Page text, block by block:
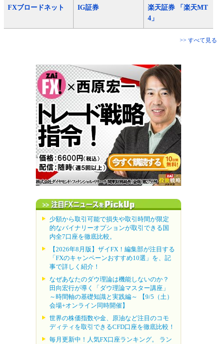
FXブロードネット IG証券
楽天証券 「楽天MT
4」
>> すべて見る
少額から取引可能で損失や取引時間が限定
的なバイナリーオプションが取引できる国
内全7口座を徹底比較。
【2026年8月版】ザイFX！編集部が注目する
「FXのキャンペーンおすすめ10選」を、記
事で詳しく紹介！
なぜあなたのダウ理論は機能しないのか？
田向宏行が導く「ダウ理論マスター講座」
～時間軸の基礎知識と実践編～ 【9/5（土）
会場+オンライン同時開催】
世界の株価指数や金、原油など注目のコモ
ディティを取引できるCFD口座を徹底比較！
毎月更新中！人気FX口座ランキング。 ラン